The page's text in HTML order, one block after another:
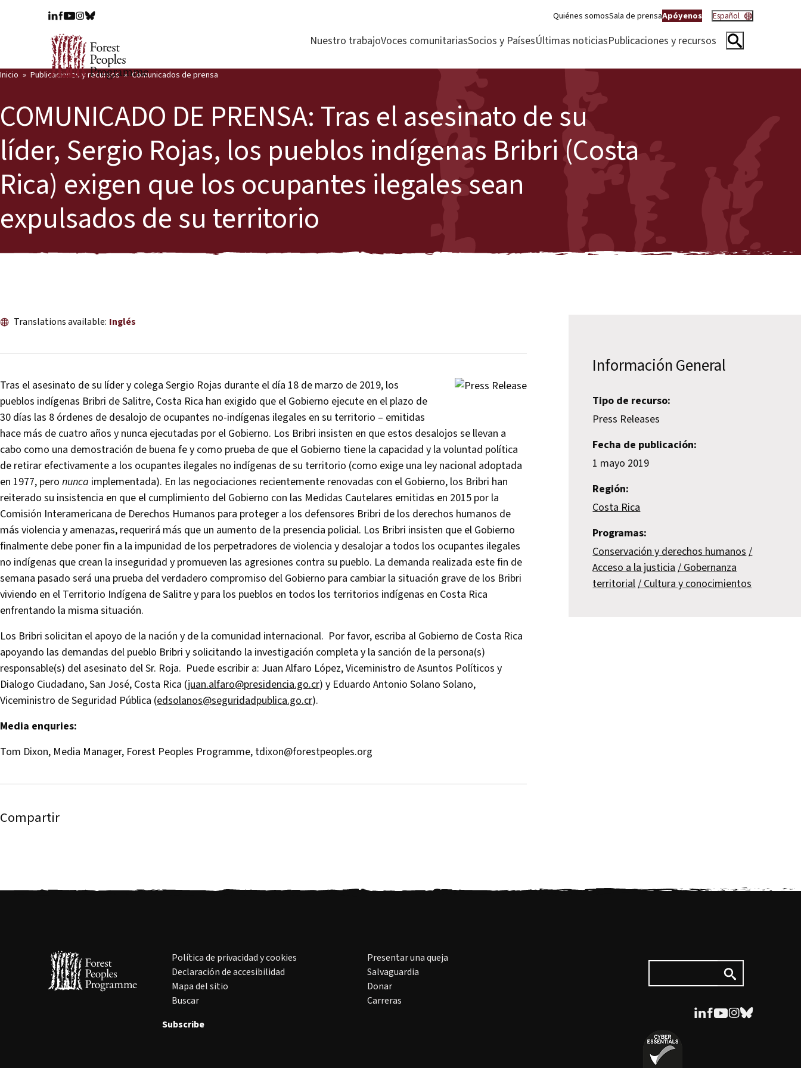
Quiénes somosSala de prensaApóyenos Español
Nuestro trabajoVoces comunitariasSocios y PaísesÚltimas noticiasPublicaciones y recursos
Inicio Publicaciones y recursos Comunicados de prensa
COMUNICADO DE PRENSA: Tras el asesinato de su
líder, Sergio Rojas, los pueblos indígenas Bribri (Costa
Rica) exigen que los ocupantes ilegales sean
expulsados ​​de su territorio
Translations available: Inglés
Tras el asesinato de su líder y colega Sergio Rojas durante el día 18 de marzo de 2019, los
pueblos indígenas Bribri de Salitre, Costa Rica han exigido que el Gobierno ejecute en el plazo de
30 días las 8 órdenes de desalojo de ocupantes no-indígenas ilegales en su territorio – emitidas
hace más de cuatro años y nunca ejecutadas por el Gobierno. Los Bribri insisten en que estos desalojos se llevan a
cabo como una demostración de buena fe y como prueba de que el Gobierno tiene la capacidad y la voluntad política
de retirar efectivamente a los ocupantes ilegales no indígenas de su territorio (como exige una ley nacional adoptada
en 1977, pero nunca implementada). En las negociaciones recientemente renovadas con el Gobierno, los Bribri han
reiterado su insistencia en que el cumplimiento del Gobierno con las Medidas Cautelares emitidas en 2015 por la
Comisión Interamericana de Derechos Humanos para proteger a los defensores Bribri de los derechos humanos de
más violencia y amenazas, requerirá más que un aumento de la presencia policial. Los Bribri insisten que el Gobierno
finalmente debe poner fin a la impunidad de los perpetradores de violencia y desalojar a todos los ocupantes ilegales
no indígenas que crean la inseguridad y promueven las agresiones contra su pueblo. La demanda realizada este fin de
semana pasado será una prueba del verdadero compromiso del Gobierno para cambiar la situación grave de los Bribri
viviendo en el Territorio Indígena de Salitre y para los pueblos en todos los territorios indígenas en Costa Rica
enfrentando la misma situación.
Los Bribri solicitan el apoyo de la nación y de la comunidad internacional. Por favor, escriba al Gobierno de Costa Rica
apoyando las demandas del pueblo Bribri y solicitando la investigación completa y la sanción de la persona(s)
responsable(s) del asesinato del Sr. Roja. Puede escribir a: Juan Alfaro López, Viceministro de Asuntos Políticos y
Dialogo Ciudadano, San José, Costa Rica (juan.alfaro@presidencia.go.cr) y Eduardo Antonio Solano Solano,
Viceministro de Seguridad Pública (edsolanos@seguridadpublica.go.cr).
Media enquries:
Tom Dixon, Media Manager, Forest Peoples Programme, tdixon@forestpeoples.org
Compartir
Información General
Tipo de recurso:
Press Releases
Fecha de publicación:
1 mayo 2019
Región:
Costa Rica
Programas:
Conservación y derechos humanos
Acceso a la justicia Gobernanza
territorial Cultura y conocimientos
Política de privacidad y cookies
Declaración de accesibilidad
Mapa del sitio
Buscar
Presentar una queja
Salvaguardia
Donar
Carreras
Subscribe